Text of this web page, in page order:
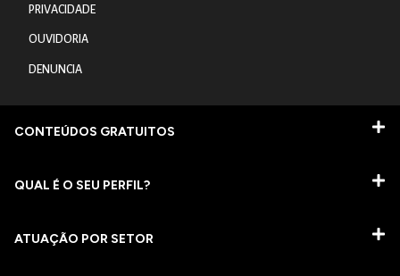
PRIVACIDADE
OUVIDORIA
DENUNCIA
CONTEÚDOS GRATUITOS
QUAL É O SEU PERFIL?
ATUAÇÃO POR SETOR